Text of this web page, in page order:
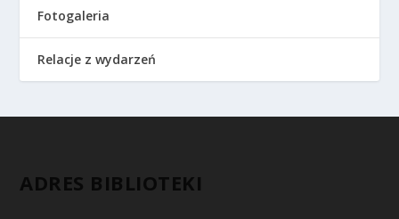
Fotogaleria
Relacje z wydarzeń
ADRES BIBLIOTEKI